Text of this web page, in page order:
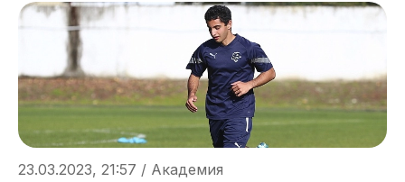
23.03.2023, 21:57 / Академия